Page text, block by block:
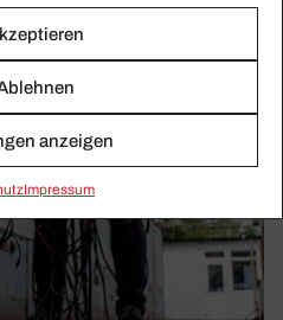
anzeigen
Impressum